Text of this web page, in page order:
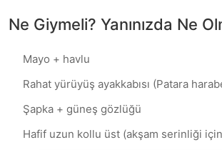
Ne Giymeli? Yanınızda Ne
Mayo + havlu
Rahat yürüyüş ayakkabısı (Patara
Şapka + güneş gözlüğü
Hafif uzun kollu üst (akşam serinliği